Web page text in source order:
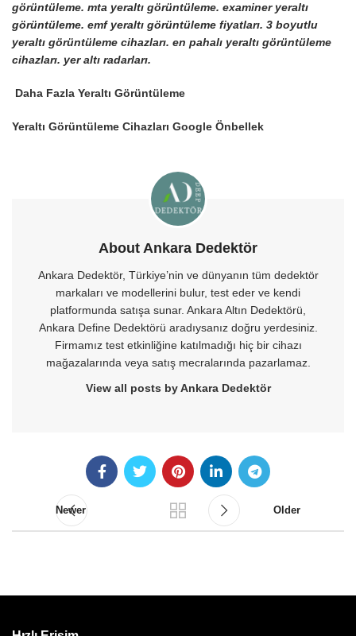
görüntüleme. mta yeraltı görüntüleme. examiner yeraltı
görüntüleme. emf yeraltı görüntüleme fiyatları. 3 boyutlu
yeraltı görüntüleme cihazları. en pahalı yeraltı görüntüleme
cihazları. yer altı radarları.
Daha Fazla Yeraltı Görüntüleme
Yeraltı Görüntüleme Cihazları Google Önbellek
About Ankara Dedektör
Ankara Dedektör, Türkiye’nin ve dünyanın tüm dedektör
markaları ve modellerini bulur, test eder ve kendi
platformunda satışa sunar. Ankara Altın Dedektörü,
Ankara Define Dedektörü aradıysanız doğru yerdesiniz.
Firmamız test etkinliğine katılmadığı hiç bir cihazı
mağazalarında veya satış mecralarında pazarlamaz.
View all posts by Ankara Dedektör
Newer Older